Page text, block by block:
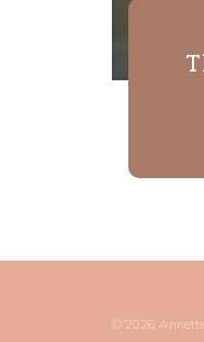
© 2026